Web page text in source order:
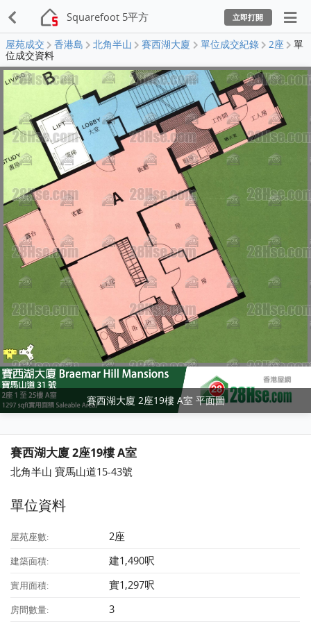
Squarefoot 5平方 立即打開
屋苑成交 香港島 北角半山 賽西湖大廈 單位成交紀錄 2座
單
位成交資料
賽西湖大廈 2座19樓 A室 平面圖
賽西湖大廈 2座19樓 A室
北角半山 寶馬山道15-43號
單位資料
屋苑座數: 2座
建築面積: 建1,490呎
實用面積: 實1,297呎
房間數量: 3